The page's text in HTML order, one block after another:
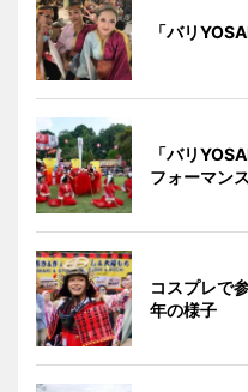
「バリ
「バリ
フォーマンス
コスプレで
年の様子